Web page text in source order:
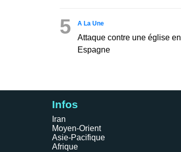
5 A La Une
Attaque contre une église en
Espagne
Infos
Iran
Moyen-Orient
Asie-Pacifique
Afrique